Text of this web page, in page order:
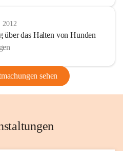
2012
über das Halten von Hunden
sehen